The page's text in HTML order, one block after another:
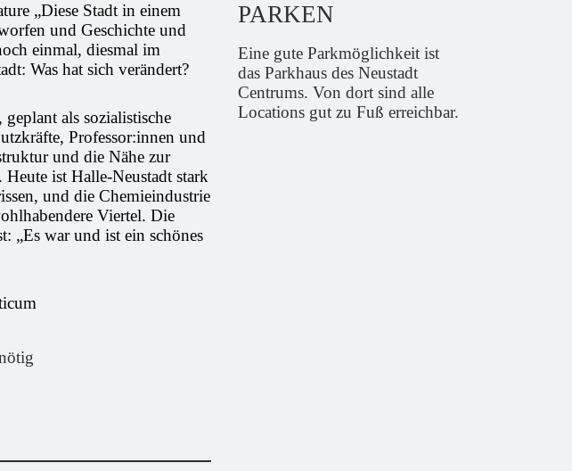
„Diese Stadt in einem
und Geschichte und
einmal, diesmal im
Was hat sich verändert?
als sozialistische
Professor:innen und
und die Nähe zur
ist Halle-Neustadt stark
und die Chemieindustrie
Viertel. Die
„Es war und ist ein schönes
PARKEN
Eine gute Parkmöglichkeit ist
das Parkhaus desNeustadt
Centrums. Von dort sind alle
Locations gut zu Fuß erreichbar.